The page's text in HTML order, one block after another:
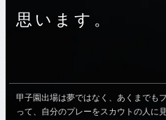
思います。
甲子園出場は夢ではなく、あくまでも
って、自分のプレーをスカウトの人に